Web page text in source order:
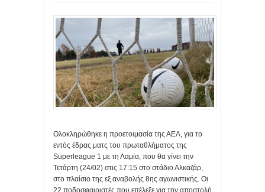
Ολοκληρώθηκε η προετοιμασία της ΑΕΛ, για το
εντός έδρας ματς του πρωταθλήματος της
Superleague 1 με τη Λαμία, που θα γίνει την
Τετάρτη (24/02) στις 17:15 στο στάδιο Αλκαζάρ,
στο πλαίσιο της εξ αναβολής 8ης αγωνιστικής. Οι
22 ποδοσφαιριστές που επέλεξε για την αποστολή